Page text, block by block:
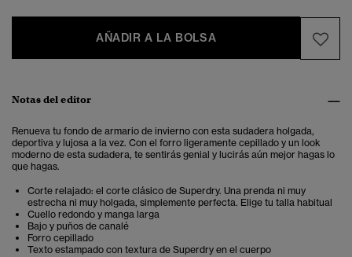
AÑADIR A LA BOLSA
Notas del editor
Renueva tu fondo de armario de invierno con esta sudadera holgada,
deportiva y lujosa a la vez. Con el forro ligeramente cepillado y un look
moderno de esta sudadera, te sentirás genial y lucirás aún mejor hagas lo
que hagas.
Corte relajado: el corte clásico de Superdry. Una prenda ni muy
estrecha ni muy holgada, simplemente perfecta. Elige tu talla habitual
Cuello redondo y manga larga
Bajo y puños de canalé
Forro cepillado
Texto estampado con textura de Superdry en el cuerpo